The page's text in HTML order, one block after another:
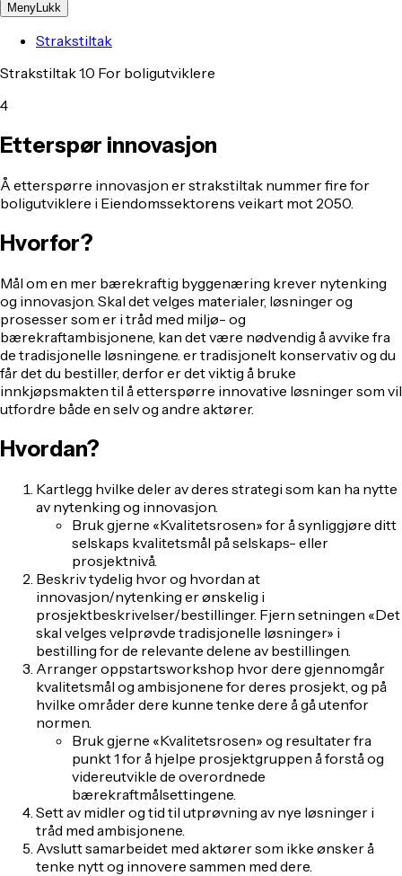
MenyLukk
Strakstiltak
Strakstiltak 1.0 For boligutviklere
4
Etterspør innovasjon
Å etterspørre innovasjon er strakstiltak nummer fire for
boligutviklere i Eiendomssektorens veikart mot 2050.
Hvorfor?
Mål om en mer bærekraftig byggenæring krever nytenking
og innovasjon. Skal det velges materialer, løsninger og
prosesser som er i tråd med miljø- og
bærekraftambisjonene, kan det være nødvendig å avvike fra
de tradisjonelle løsningene. er tradisjonelt konservativ og du
får det du bestiller, derfor er det viktig å bruke
innkjøpsmakten til å etterspørre innovative løsninger som vil
utfordre både en selv og andre aktører.
Hvordan?
Kartlegg hvilke deler av deres strategi som kan ha nytte
av nytenking og innovasjon.
Bruk gjerne «Kvalitetsrosen» for å synliggjøre ditt
selskaps kvalitetsmål på selskaps- eller
prosjektnivå.
Beskriv tydelig hvor og hvordan at
innovasjon/nytenking er ønskelig i
prosjektbeskrivelser/bestillinger. Fjern setningen «Det
skal velges velprøvde tradisjonelle løsninger» i
bestilling for de relevante delene av bestillingen.
Arranger oppstartsworkshop hvor dere gjennomgår
kvalitetsmål og ambisjonene for deres prosjekt, og på
hvilke områder dere kunne tenke dere å gå utenfor
normen.
Bruk gjerne «Kvalitetsrosen» og resultater fra
punkt 1 for å hjelpe prosjektgruppen å forstå og
videreutvikle de overordnede
bærekraftmålsettingene.
Sett av midler og tid til utprøvning av nye løsninger i
tråd med ambisjonene.
Avslutt samarbeidet med aktører som ikke ønsker å
tenke nytt og innovere sammen med dere.